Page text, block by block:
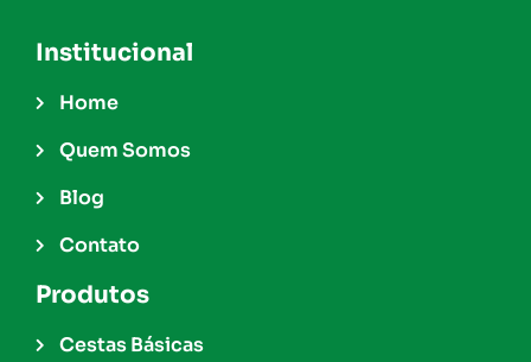
Institucional
Home
Quem Somos
Blog
Contato
Produtos
Cestas Básicas